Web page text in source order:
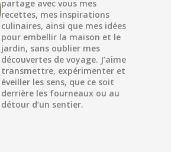
partage avec vous mes
recettes, mes inspirations
culinaires, ainsi que mes idées
pour embellir la maison et le
jardin, sans oublier mes
découvertes de voyage. J’aime
transmettre, expérimenter et
éveiller les sens, que ce soit
derrière les fourneaux ou au
détour d’un sentier.